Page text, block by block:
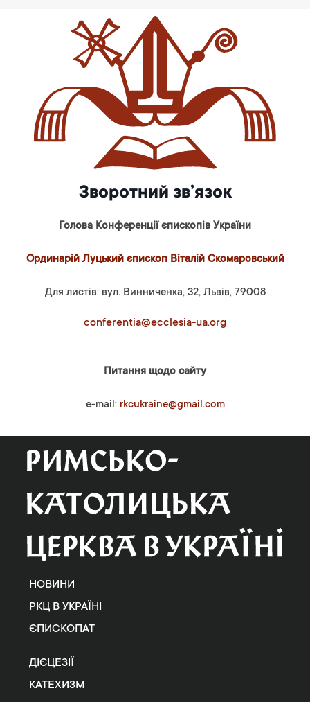
Зворотний зв’язок
Голова Конференції єпископів України
Ординарій Луцький єпископ Віталій Скомаровський
Для листів: вул. Винниченка, 32, Львів, 79008
conferentia@ecclesia-ua.org
Питання щодо сайту
e-mail: rkcukraine@gmail.com
НОВИНИ
РКЦ В УКРАЇНІ
ЄПИСКОПАТ
ДІЄЦЕЗІЇ
КАТЕХИЗМ